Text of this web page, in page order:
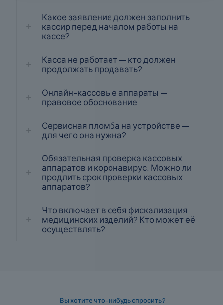
Какое заявление должен заполнить
кассир перед началом работы на
кассе?
Касса не работает — кто должен
продолжать продавать?
Онлайн-кассовые аппараты —
правовое обоснование
Сервисная пломба на устройстве —
для чего она нужна?
Обязательная проверка кассовых
аппаратов и коронавирус. Можно ли
продлить срок проверки кассовых
аппаратов?
Что включает в себя фискализация
медицинских изделий? Кто может её
осуществлять?
Вы хотите что-нибудь спросить?